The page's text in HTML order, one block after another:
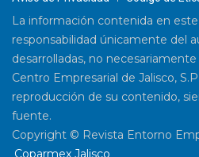
La información contenida en
responsabilidad únicamente del
desarrolladas, no
Centro Empresarial de Jalisco,
reproducción de su contenido,
fuente.
Copyright © Revista Entorno
Coparmex Jalisco